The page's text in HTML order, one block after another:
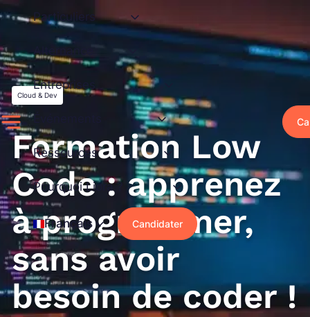
Aller
Particuliers
Alternance
Entreprises
Événements
Ressources
Pourquoi Liora ?
Français Candidater
Cloud & Dev
Formation Low
Code : apprenez
à programmer,
sans avoir
besoin de coder !